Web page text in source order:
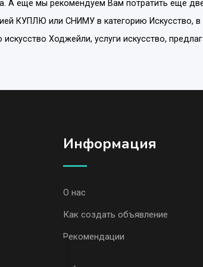
А еще мы рекомендуем Вам потратить еще
КУПЛЮ или СНИМУв категорию Искусство, в
Ходжейли, услуги искусство,
Информация
О нас
Как создать объявление
Рекомендации